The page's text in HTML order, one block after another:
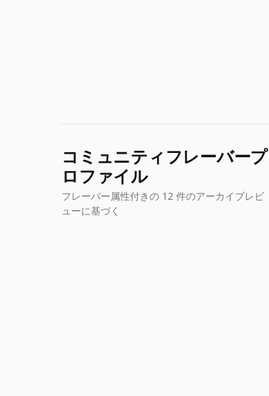
コミュニティフレーバープ
ロファイル
フレーバー属性付きの 12 件のアーカイブレビ
ューに基づく